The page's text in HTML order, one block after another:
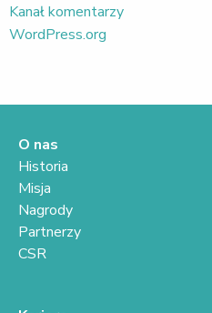
Kanał komentarzy
WordPress.org
O nas
Historia
Misja
Nagrody
Partnerzy
CSR